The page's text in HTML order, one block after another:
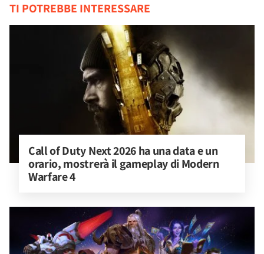
TI POTREBBE INTERESSARE
Call of Duty Next 2026 ha una data e un
orario, mostrerà il gameplay di Modern
Warfare 4